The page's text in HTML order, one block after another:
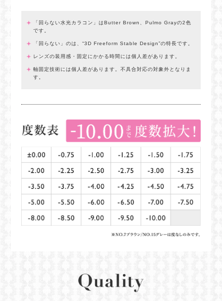
「回らない水光カラコン」はButter Brown、Pulmo Grayの2色
です。
「回らない」のは、“3D Freeform Stable Design”の特長です。
レンズの装用感・固定にかかる時間には個人差があります。
軸固定技術には個人差があります。不具合対応の対象外となりま
す。